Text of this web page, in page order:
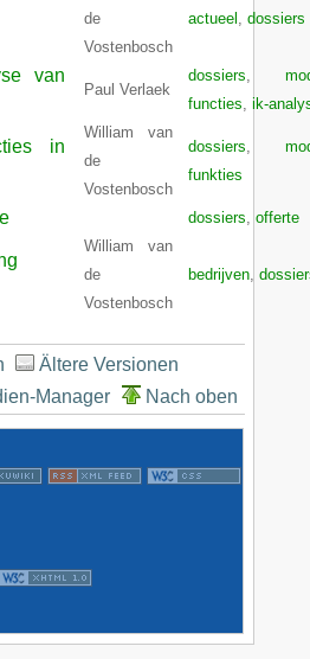
de
Vostenbosch
actueel dossiers
van
Paul Verlaek
dossiers
functies ik-
in
William van
de
Vostenbosch
dossiers
funkties
dossiers offerte
William van
de
Vostenbosch
bedrijven,
Ältere Versionen
Manager
Nach oben